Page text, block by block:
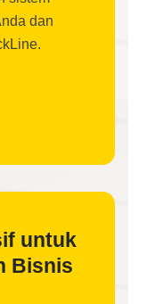
dan
untuk
Bisnis